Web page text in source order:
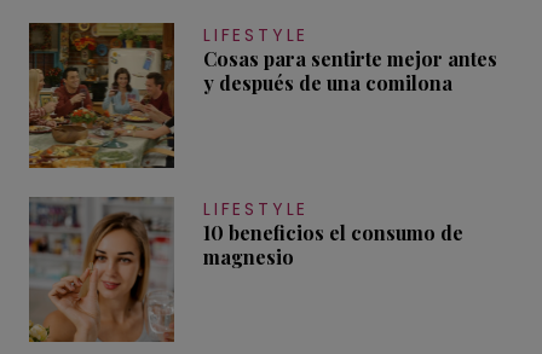
LIFESTYLE
Cosas para sentirte mejor antes
y después de una comilona
LIFESTYLE
10 beneficios el consumo de
magnesio